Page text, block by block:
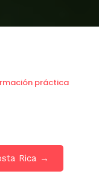
práctica
Rica →